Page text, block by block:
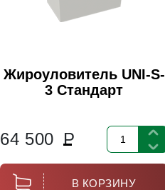
Жироуловитель UNI-S-
3 Стандарт
64 500 Р
В КОРЗИНУ